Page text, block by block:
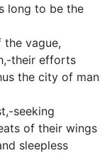
long to be the
vague,
their efforts
the city of man
seeking
of their wings
sleepless